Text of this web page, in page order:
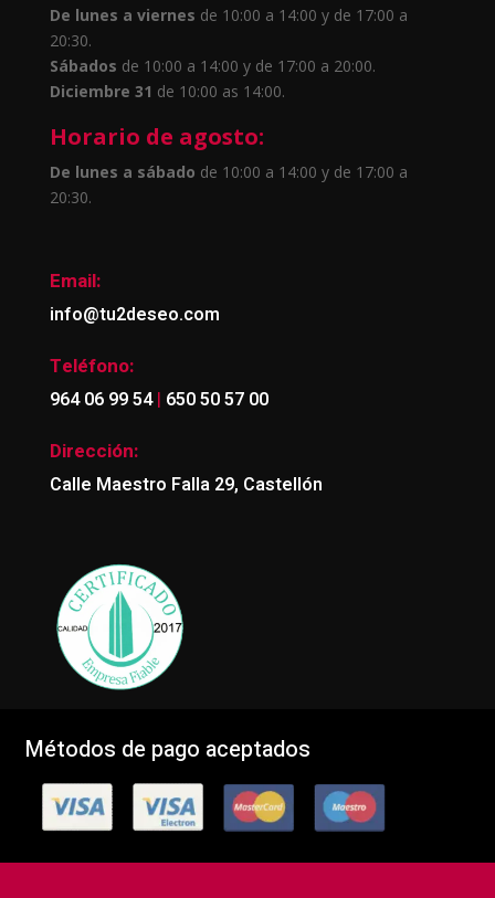
De lunes a viernes de 10:00 a 14:00 y de 17:00 a
20:30.
Sábados de 10:00 a 14:00 y de 17:00 a 20:00.
Diciembre 31 de 10:00 as 14:00.
Horario de agosto:
De lunes a sábado de 10:00 a 14:00 y de 17:00 a
20:30.
Email:
info@tu2deseo.com
Teléfono:
964 06 99 54| 650 50 57 00
Dirección:
Calle Maestro Falla 29, Castellón
Métodos de pago aceptados